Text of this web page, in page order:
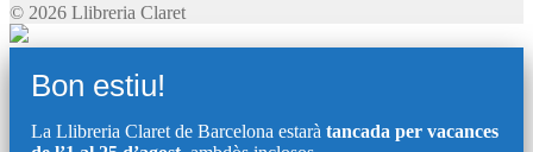
© 2026 Llibreria Claret
Bon estiu!
La Llibreria Claret de Barcelona estarà tancada per vacances